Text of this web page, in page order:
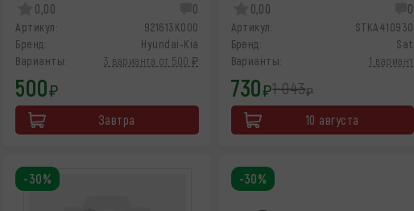
0,00 0
Артикул:
921613K000
Бренд:
Hyundai-Kia
Варианты:
3 варианта от 500 ₽
500₽
Завтра
0,00 0
Артикул:
STKA410930
Бренд:
Sat
Варианты:
1 вариант
730₽1 043₽
10 августа
-30% -30%